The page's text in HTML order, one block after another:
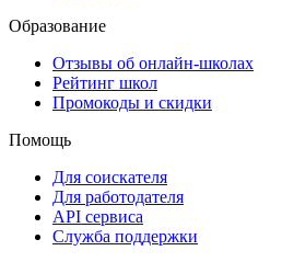
Образование
Отзывы об онлайн-школах
Рейтинг школ
Промокоды и скидки
Помощь
Для соискателя
Для работодателя
API сервиса
Служба поддержки